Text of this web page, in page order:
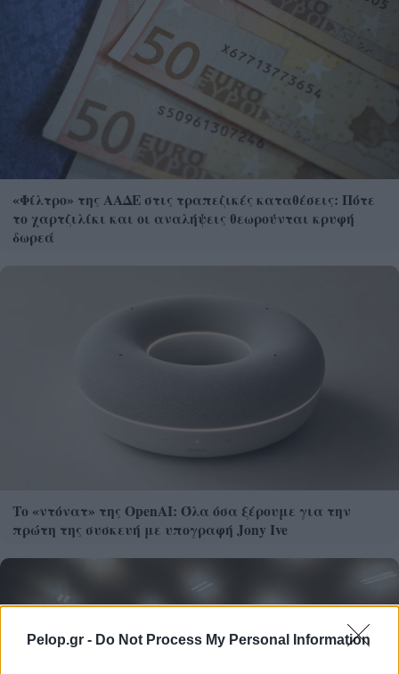
Pelop.gr - Do Not Process My Personal Information
«Φίλτρο» της ΑΑΔΕ στις τραπεζικές καταθέσεις: Πότε
το χαρτζιλίκι και οι αναλήψεις θεωρούνται κρυφή
δωρεά
Το «ντόνατ» της OpenAI: Όλα όσα ξέρουμε για την
πρώτη της συσκευή με υπογραφή Jony Ive